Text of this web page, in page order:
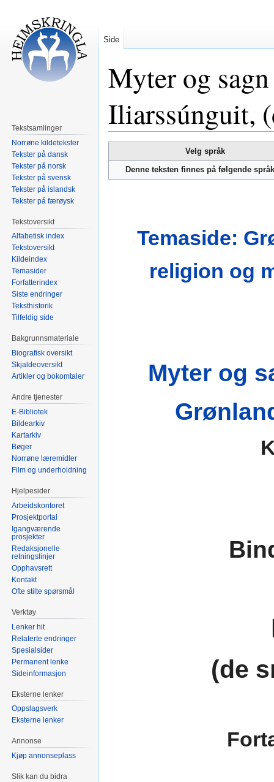
Myter og
Iliarssúnguit,
til
navigering
til
Velg språk
Denne teksten finnes på følgende
Temaside:
religion og
Myter og
(de
Side
Tekstsamlinger
Norrøne kildetekster
Tekster på dansk
Tekster på norsk
Tekster på svensk
Tekster på islandsk
Tekster på færøysk
Tekstoversikt
Alfabetisk index
Tekstoversikt
Kildeindex
Temasider
Forfatterindex
Siste endringer
Teksthistorik
Tilfeldig side
Bakgrunnsmateriale
Biografisk oversikt
Skjaldeoversikt
Artikler og bokomtaler
Andre tjenester
E-Bibliotek
Bildearkiv
Kartarkiv
Bøger
Norrøne læremidler
Film og underholdning
Hjelpesider
Arbeidskontoret
Prosjektportal
Igangværende
prosjekter
Redaksjonelle
retningslinjer
Opphavsrett
Kontakt
Ofte stilte spørsmål
Verktøy
Lenker hit
Relaterte endringer
Spesialsider
Permanent lenke
Sideinformasjon
Eksterne lenker
Oppslagsverk
Eksterne lenker
Annonse
Kjøp annonseplass
Slik kan du bidra